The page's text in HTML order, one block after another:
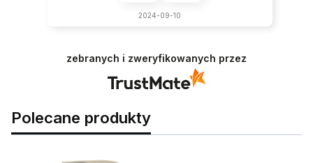
2024-09-10
zebranych i zweryfikowanych przez
Polecane produkty